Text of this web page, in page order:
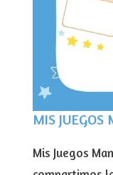
MIS JUEGOS
Mis Juegos